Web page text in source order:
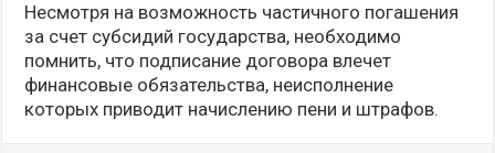
Несмотря на возможность частичного погашения
за счет субсидий государства, необходимо
помнить, что подписание договора влечет
финансовые обязательства, неисполнение
которых приводит начислению пени и штрафов.